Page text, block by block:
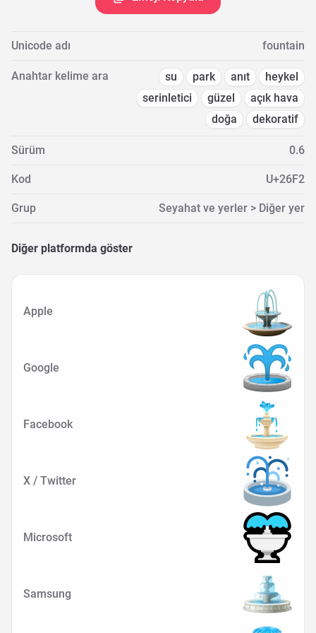
Unicode adı fountain
Anahtar kelime ara su park anıt
heykel
serinletici
güzel
açık hava
doğa
dekoratif
Sürüm 0.6
Kod U+26F2
Grup Seyahat ve yerler > Diğer yer
Diğer platformda göster
Apple
Google
Facebook
X / Twitter
Microsoft
Samsung